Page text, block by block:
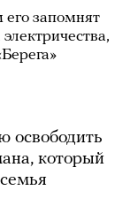
запомнят
освободить
который